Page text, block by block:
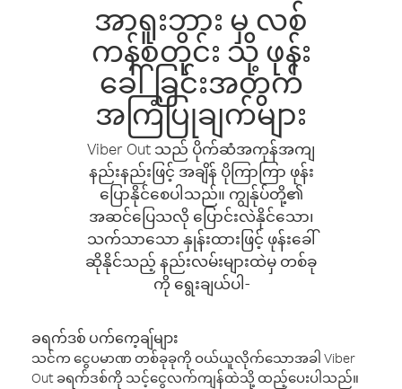
အာရူးဘား မှ လစ်
ကန်စတိုင်း သို့ ဖုန်း
ခေါ်ခြင်းအတွက်
အကြံပြုချက်များ
Viber Out သည် ပိုက်ဆံအကုန်အကျ
နည်းနည်းဖြင့် အချိန် ပိုကြာကြာ ဖုန်း
ပြောနိုင်စေပါသည်။ ကျွန်ုပ်တို့၏
အဆင်ပြေသလို ပြောင်းလဲနိုင်သော၊
သက်သာသော နှုန်းထားဖြင့် ဖုန်းခေါ်
ဆိုနိုင်သည့် နည်းလမ်းများထဲမှ တစ်ခု
ကို ရွေးချယ်ပါ-
ခရက်ဒစ် ပက်ကေ့ချ်များ
သင်က ငွေပမာဏ တစ်ခုခုကို ဝယ်ယူလိုက်သောအခါ Viber
Out ခရက်ဒစ်ကို သင့်ငွေလက်ကျန်ထဲသို့ ထည့်ပေးပါသည်။